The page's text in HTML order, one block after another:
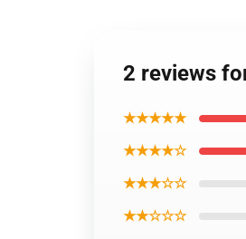
2 reviews
★★★★★
★★★★☆
★★★☆☆
★★☆☆☆